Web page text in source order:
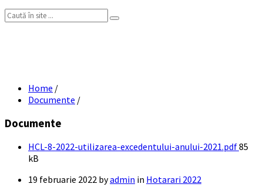
Search:
Home /
Documente /
Documente
HCL-8-2022-utilizarea-excedentului-anului-2021.pdfFile
85
kB
19 februarie 2022 byadmin in Hotarari 2022